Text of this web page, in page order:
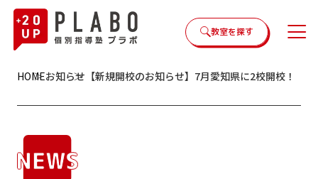
教室を探す
HOMEお知らせ 【新規開校のお知らせ】7月愛知県に2校開校！